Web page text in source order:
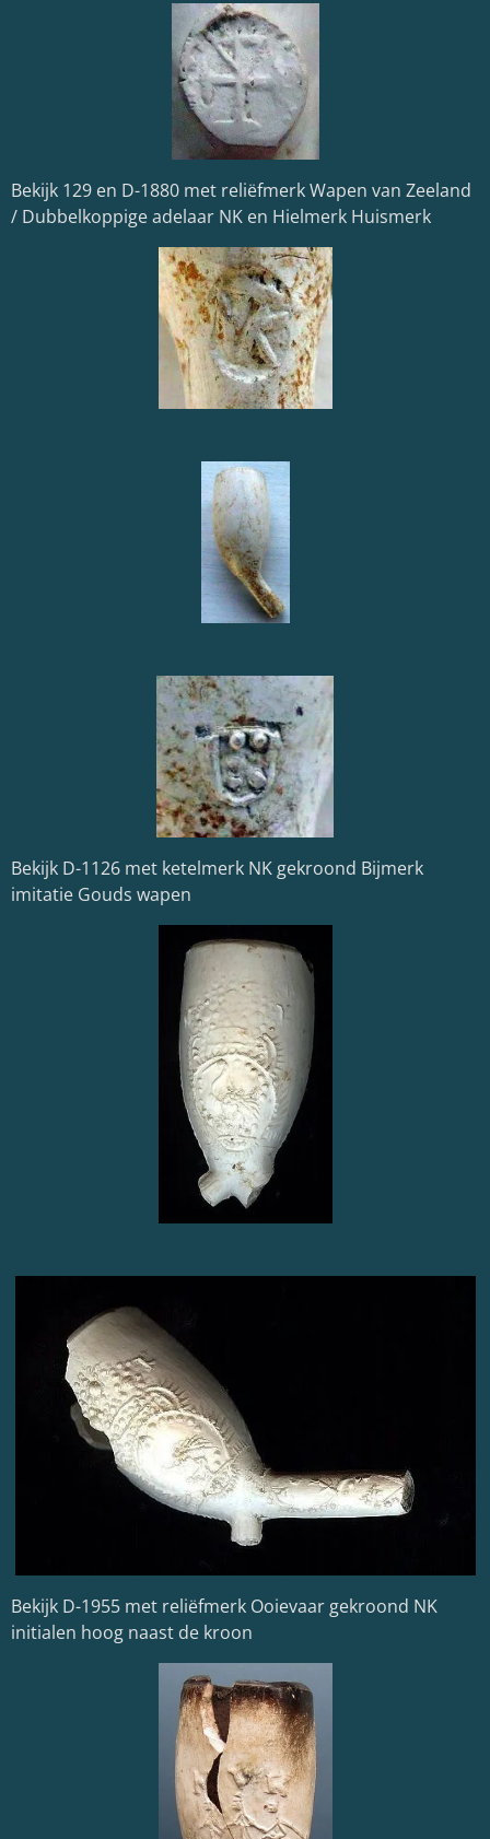
Bekijk 129 en D-1880 met reliëfmerk Wapen van Zeeland
/ Dubbelkoppige adelaar NK en Hielmerk Huismerk
Bekijk D-1126 met ketelmerk NK gekroond Bijmerk
imitatie Gouds wapen
Bekijk D-1955 met reliëfmerk Ooievaar gekroond NK
initialen hoog naast de kroon